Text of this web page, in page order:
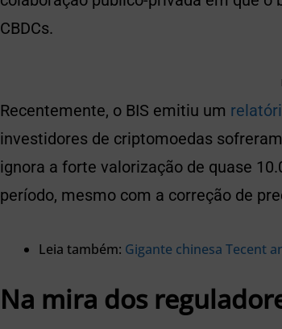
CBDCs.
Recentemente, o BIS emitiu um
investidores de criptomoedas
ignora a forte valorização de quase
período, mesmo com a correção de
Leia também: Gigante chinesa Tecent
Na mira dos